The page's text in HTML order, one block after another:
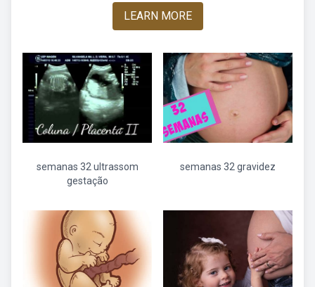
LEARN MORE
semanas 32 ultrassom
gestação
semanas 32 gravidez